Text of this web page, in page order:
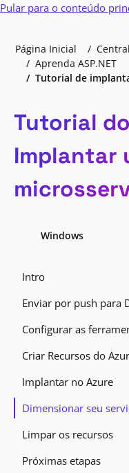
Pular para o conteúdo
Página Inicial
Aprenda ASP.NET
Tutorial de
Tutorial do
Implantar
Windows
Intro
Enviar por push para
Configurar as
Criar Recursos do
Implantar no Azure
Dimensionar seu
Limpar os recursos
Próximas etapas